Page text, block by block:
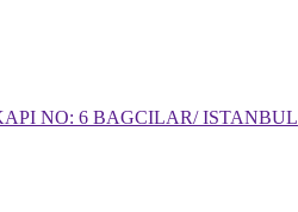
NO: 6 BAGCILAR/ ISTANBUL